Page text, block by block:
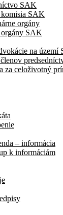
SAK
SAK
orgány
orgány SAK
na území
za celoživotný
– informácia
k informáciám